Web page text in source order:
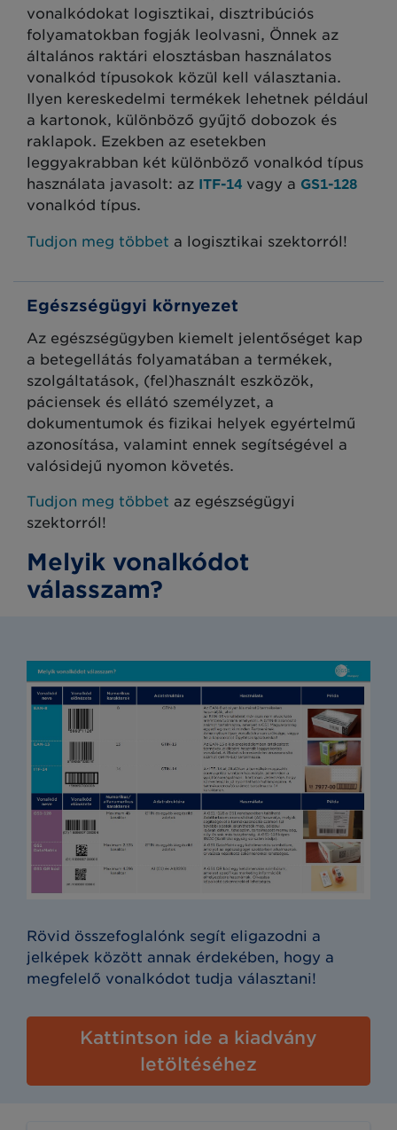
vonalkódokat logisztikai, disztribúciós
folyamatokban fogják leolvasni, Önnek az
általános raktári elosztásban használatos
vonalkód típusokok közül kell választania.
Ilyen kereskedelmi termékek lehetnek például
a kartonok, különböző gyűjtő dobozok és
raklapok. Ezekben az esetekben
leggyakrabban két különböző vonalkód típus
használata javasolt: az ITF-14 vagy a GS1-128
vonalkód típus.
Tudjon meg többet a logisztikai szektorról!
Egészségügyi környezet
Az egészségügyben kiemelt jelentőséget kap
a betegellátás folyamatában a termékek,
szolgáltatások, (fel)használt eszközök,
páciensek és ellátó személyzet, a
dokumentumok és fizikai helyek egyértelmű
azonosítása, valamint ennek segítségével a
valósidejű nyomon követés.
Tudjon meg többet az egészségügyi
szektorról!
Melyik vonalkódot
válasszam?
Rövid összefoglalónk segít eligazodni a
jelképek között annak érdekében, hogy a
megfelelő vonalkódot tudja választani!
Kattintson ide a kiadvány
letöltéséhez